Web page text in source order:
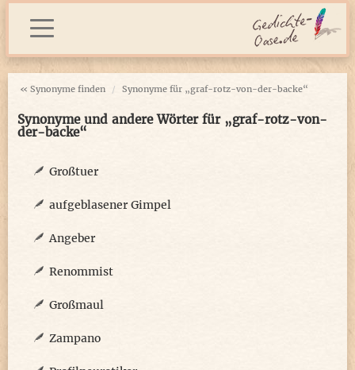
« Synonyme finden Synonyme für „graf-rotz-von-der-backe“
Synonyme und andere Wörter für „graf-rotz-von-
der-backe“
Großtuer
aufgeblasener Gimpel
Angeber
Renommist
Großmaul
Zampano